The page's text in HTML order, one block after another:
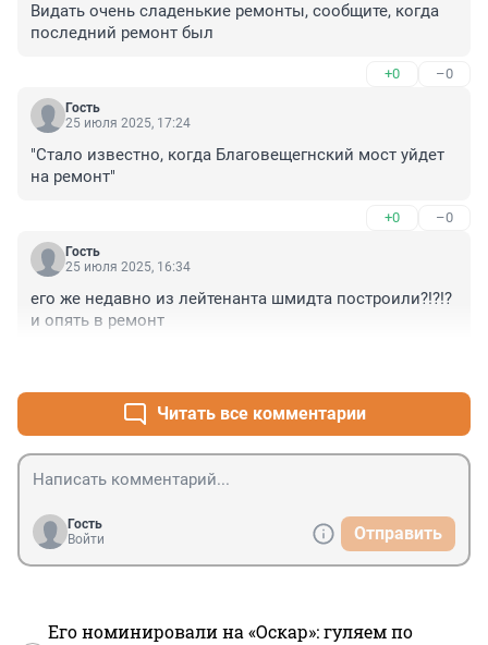
Видать очень сладенькие ремонты, сообщите, когда
последний ремонт был
+0 –0
Гость
25 июля 2025, 17:24
"Стало известно, когда Благовещегнский мост уйдет
на ремонт"
+0 –0
Гость
25 июля 2025, 16:34
его же недавно из лейтенанта шмидта построили?!?!?
и опять в ремонт
Читать все комментарии
Гость
Войти
Отправить
Его номинировали на «Оскар»: гуляем по